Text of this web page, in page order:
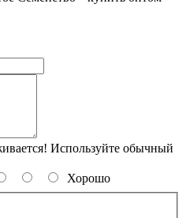
Используйте обычный
Хорошо